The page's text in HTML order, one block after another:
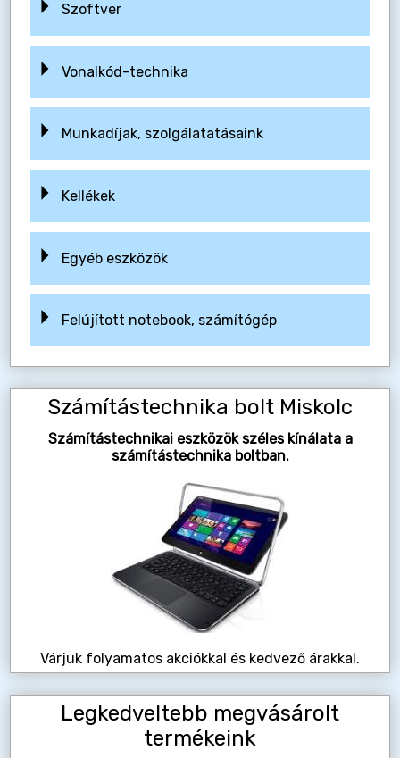
Szoftver
Vonalkód-technika
Munkadíjak, szolgálatatásaink
Kellékek
Egyéb eszközök
Felújított notebook, számítógép
Számítástechnika bolt Miskolc
Számítástechnikai eszközök széles kínálata a
számítástechnika boltban.
Várjuk folyamatos akciókkal és kedvező árakkal.
Legkedveltebb megvásárolt
termékeink